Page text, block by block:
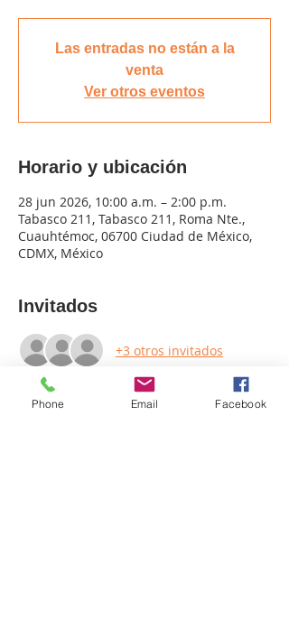
Las entradas no están a la
venta
Ver otros eventos
Horario y ubicación
28 jun 2026, 10:00 a.m. – 2:00 p.m.
Tabasco 211, Tabasco 211, Roma Nte.,
Cuauhtémoc, 06700 Ciudad de México,
CDMX, México
Invitados
+3 otros invitados
Phone Email Facebook